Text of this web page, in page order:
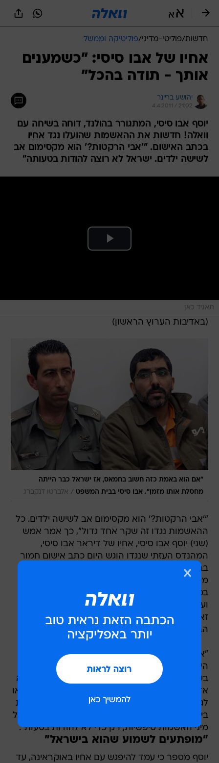
חדשות/פוליטי-מדיני/פוליטיקה וממשל
אחיו של אבו סיסי: "כשמענים
אותך - תודה בהכל"
יהושע בריינר
4.4.2011 / 21:02
יוסף אבו סיסי, המתגורר בהולנד, דוחה בשיחה עם
וואלה! חדשות את ההאשמות שהועלו נגד אחיו
בכתב האישום. "'אבי הרקטות?' הוא מקסימום אב
לשישה ילדים. ישראל לא רוצה להודות בטעותה"
תאגיד כאן
(באדיבות הערוץ הראשון)
"אם הוא באמת כזה חשוב בחמאס, אז ישראל כבר הייתה
מחסלת אותו מזמן". אבו סיסי בבית המשפט / אלברטו דנקברג
"'אבי הרקטות?' הוא מקסימום אב לשישה ילדים. כל
ההאשמות נגדו זה שקר אחד גדול", כך אמר אמש
(שני) יוסף אבו סיסי, אחיו של דיראר אבו סיסי,
המהנדס העזתי שנגדו הוגש היום כתב אישום חמור
בבית המשפט המחוזי בבאר שבע. לאבו סיסי
מיוחסות שורת עבירות חמורות, כשבין היתר
במערכת הביטחון מייחסים לו מעורבות רחבה
ועמוקה במערך הרקטות של חמאס. אחיו, לעומת
זאת, מכחיש את הטענות מכל וכל וטוען כי שירותי
הביטחון בישראל מענים אותו כדי שיודה בהאשמות.
"אם הוא באמת כזה חשוב בחמאס, אז ישראל כבר
הייתה מחסלת אותו מזמן", אומר יוסף אבו סיסי
בשיחה מהולנד עם וואלה! חדשות, "הם חשבו שהוא
אדם חשוב, אבל אז גילו שאין לו שום קשר לחמאס או
לגלעד שליט, אז הם לא רוצים לאכזב את התקשורת
בישראל ולומר שהם פשוט מתנצלים. פשוט מצאו כל
מיני האשמות טיפשיות, רק כדי לא להודות בטעות".
"מופתעים לשמוע שהוא בישראל"
יוסף מספר כי עמד להיפגש עם אחיו באוקראינה, עד